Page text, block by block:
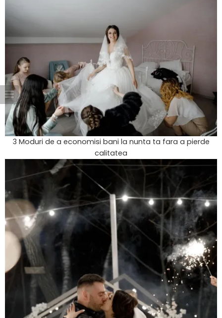
3 Moduri de a economisi bani la nunta ta fara a pierde
calitatea